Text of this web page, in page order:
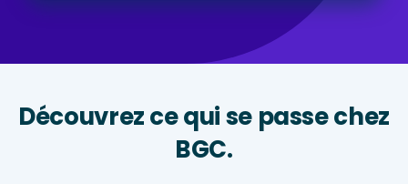
Découvrez ce qui se passe chez
BGC.